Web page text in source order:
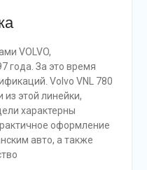
VOLVO,
года. За это время
Volvo VNL 780
из этой линейки,
характерны
оформление
авто, а также